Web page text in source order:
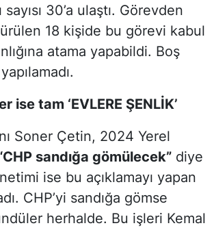
30’a ulaştı. Görevden
18 kişide bu görevi kabul
atama yapabildi. Boş
ise tam ‘EVLERE ŞENLİK’
Soner Çetin, 2024 Yerel
sandığa gömülecek”diye
ise bu açıklamayı yapan
CHP’yi sandığa gömse
herhalde. Bu işleri Kemal